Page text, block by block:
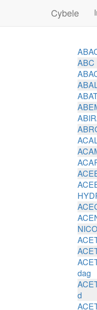
Cybele
ABC
dag
d